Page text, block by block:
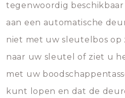
tegenwoordig
aan een automatische
niet met uw sleutelbos op
naar uw sleutel of ziet u
met uw
kunt lopen en dat de